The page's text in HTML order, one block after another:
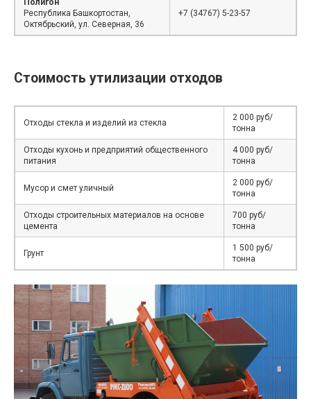
Полигон
Республика Башкортостан,
Октябрьский, ул. Северная, 36
+7 (34767) 5-23-57
Стоимость утилизации отходов
Отходы стекла и изделий из стекла
2 000 руб/
тонна
Отходы кухонь и предприятий общественного
питания
4 000 руб/
тонна
Мусор и смет уличный
2 000 руб/
тонна
Отходы строительных материалов на основе
цемента
700 руб/
тонна
Грунт
1 500 руб/
тонна